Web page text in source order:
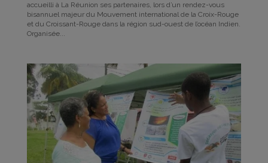
accueilli à La Réunion ses partenaires, lors d’un rendez-vous
bisannuel majeur du Mouvement international de la Croix-Rouge
et du Croissant-Rouge dans la région sud-ouest de l’océan Indien.
Organisée...